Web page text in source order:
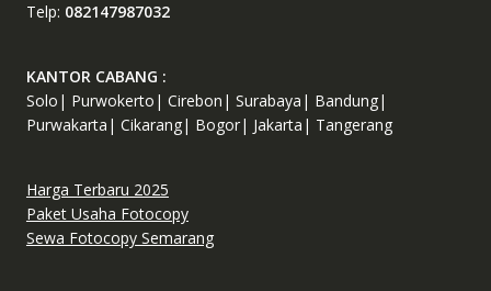
Telp: 082147987032
KANTOR CABANG :
Solo| Purwokerto| Cirebon| Surabaya| Bandung|
Purwakarta| Cikarang| Bogor| Jakarta| Tangerang
Harga Terbaru 2025
Paket Usaha Fotocopy
Sewa Fotocopy Semarang